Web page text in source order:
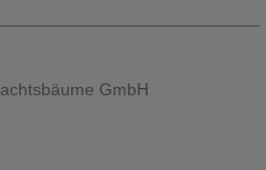
GmbH